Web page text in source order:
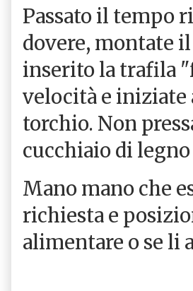
Passato il tempo
dovere, montate
inserito la trafila
velocità e iniziate
torchio. Non
cucchiaio di
Mano mano che
richiesta e
alimentare o se li